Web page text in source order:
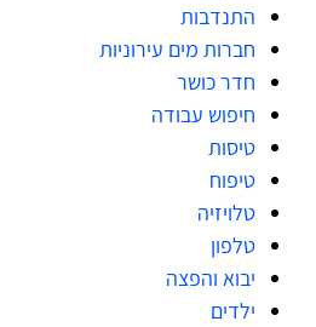
התנדבות
חברות מים עירוניות
חדר כושר
חיפוש עבודה
טיסות
טיפוח
טלויזיה
טלפון
יבוא והפצה
ילדים